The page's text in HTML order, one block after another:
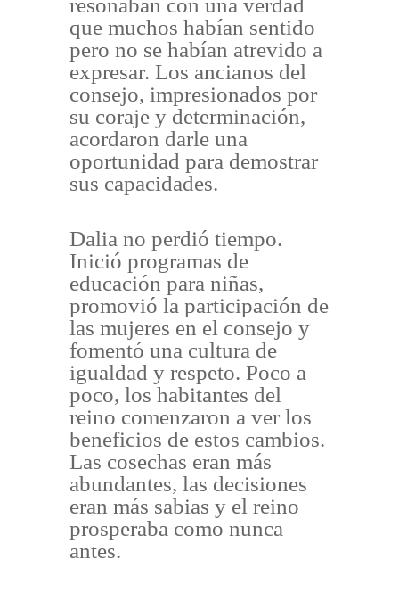
que muchos habían sentido
pero no se habían atrevido a
expresar. Los ancianos del
consejo, impresionados por
su coraje y determinación,
acordaron darle una
oportunidad para demostrar
sus capacidades.
Dalia no perdió tiempo.
Inició programas de
educación para niñas,
promovió la participación de
las mujeres en el consejo y
fomentó una cultura de
igualdad y respeto. Poco a
poco, los habitantes del
reino comenzaron a ver los
beneficios de estos cambios.
Las cosechas eran más
abundantes, las decisiones
eran más sabias y el reino
prosperaba como nunca
antes.